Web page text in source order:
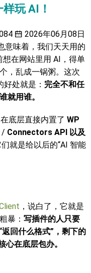
玩 AI！
2026年06月08日
意味着，我们天天用的
在网站里用 AI，得单
，乱成一锅粥。这次
处就是： 完全不和任
就用谁。
底层直接内置了 WP
/ Connectors API 以及
就是给以后的“AI 智能
，说白了，它就是
暴： 写插件的人只要
回什么格式”，剩下的
在底层包办。